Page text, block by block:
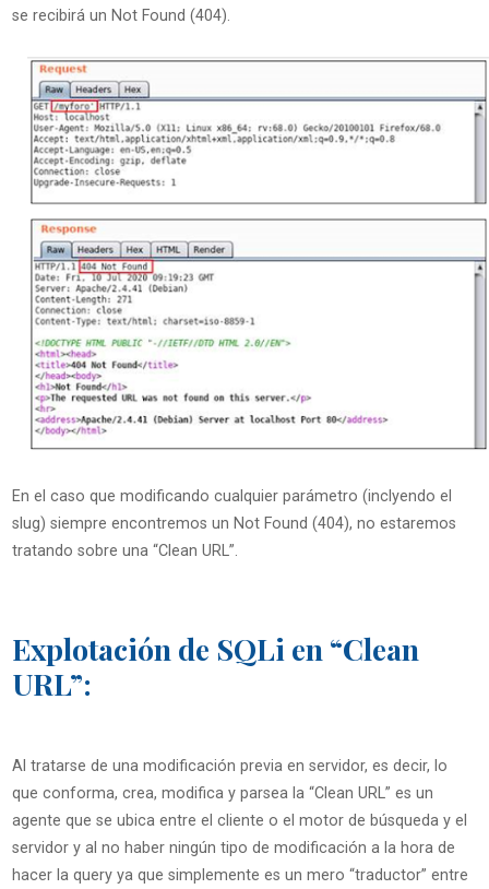
se recibirá un Not Found (404).
En el caso que modificando cualquier parámetro (inclyendo el
slug) siempre encontremos un Not Found (404), no estaremos
tratando sobre una “Clean URL”.
Explotación de SQLi en “Clean
URL”:
Al tratarse de una modificación previa en servidor, es decir, lo
que conforma, crea, modifica y parsea la “Clean URL” es un
agente que se ubica entre el cliente o el motor de búsqueda y el
servidor y al no haber ningún tipo de modificación a la hora de
hacer la query ya que simplemente es un mero “traductor” entre